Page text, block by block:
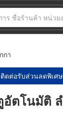
กา
ดต่อรับส่วนลดพิเศษ
อัตโนมัติ